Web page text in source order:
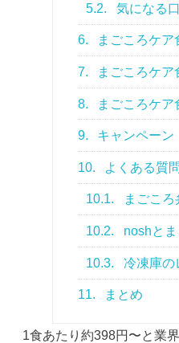
5.2. 気になる
6. まごころケ
7. まごころケア
8. まごころケ
9. キャンペーン
10. よくある質問
10.1. まごこ
10.2. noshと
10.3. 冷凍庫の
11. まとめ
1食あたり約398円〜と業